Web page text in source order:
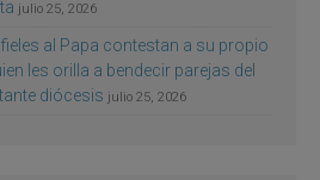
julio 25, 2026
al Papa contestan a su propio
les orilla a bendecir parejas del
diócesis julio 25, 2026